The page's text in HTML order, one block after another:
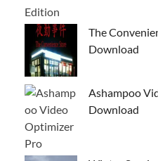
The
Download
Ashampoo
Download